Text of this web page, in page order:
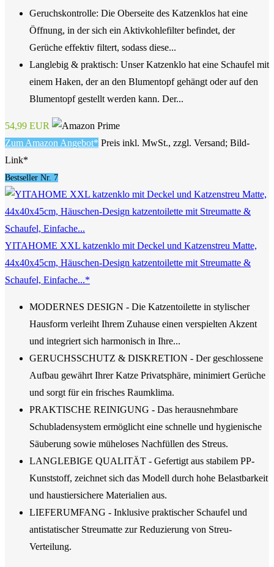
Geruchskontrolle: Die Oberseite des Katzenklos hat eine
Öffnung, in der sich ein Aktivkohlefilter befindet, der
Gerüche effektiv filtert, sodass diese...
Langlebig & praktisch: Unser Katzenklo hat eine Schaufel mit
einem Haken, der an den Blumentopf gehängt oder auf den
Blumentopf gestellt werden kann. Der...
54,99 EUR
Zum Amazon Angebot* Preis inkl. MwSt., zzgl. Versand; Bild-
Link*
Bestseller Nr. 7
YITAHOME XXL katzenklo mit Deckel und Katzenstreu Matte,
44x40x45cm, Häuschen-Design katzentoilette mit Streumatte &
Schaufel, Einfache...*
MODERNES DESIGN - Die Katzentoilette in stylischer
Hausform verleiht Ihrem Zuhause einen verspielten Akzent
und integriert sich harmonisch in Ihre...
GERUCHSSCHUTZ & DISKRETION - Der geschlossene
Aufbau gewährt Ihrer Katze Privatsphäre, minimiert Gerüche
und sorgt für ein frisches Raumklima.
PRAKTISCHE REINIGUNG - Das herausnehmbare
Schubladensystem ermöglicht eine schnelle und hygienische
Säuberung sowie müheloses Nachfüllen des Streus.
LANGLEBIGE QUALITÄT - Gefertigt aus stabilem PP-
Kunststoff, zeichnet sich das Modell durch hohe Belastbarkeit
und haustiersichere Materialien aus.
LIEFERUMFANG - Inklusive praktischer Schaufel und
antistatischer Streumatte zur Reduzierung von Streu-
Verteilung.